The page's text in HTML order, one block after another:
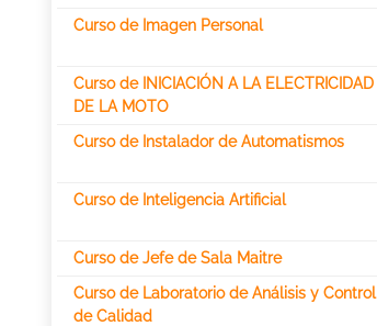
Curso de Imagen Personal
Curso de INICIACIÓN A LA ELECTRICIDAD
DE LA MOTO
Curso de Instalador de Automatismos
Curso de Inteligencia Artificial
Curso de Jefe de Sala Maitre
Curso de Laboratorio de Análisis y Control
de Calidad